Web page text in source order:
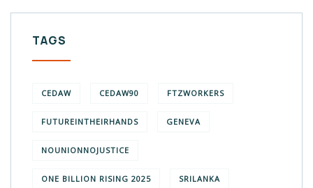
TAGS
CEDAW CEDAW90 FTZWORKERS
FUTUREINTHEIRHANDS GENEVA
NOUNIONNOJUSTICE
ONE BILLION RISING 2025 SRILANKA